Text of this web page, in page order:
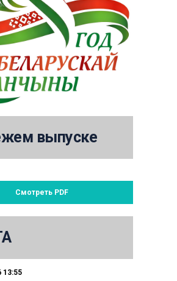
выпуске
Смотреть PDF
13:55